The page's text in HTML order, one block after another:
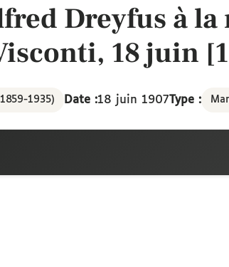
Dreyfus à
18 juin
1935) Date :18 juin 1907Type :